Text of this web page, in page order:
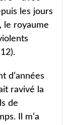
les jours
le royaume
d’années
ravivé la
de
Il m’a